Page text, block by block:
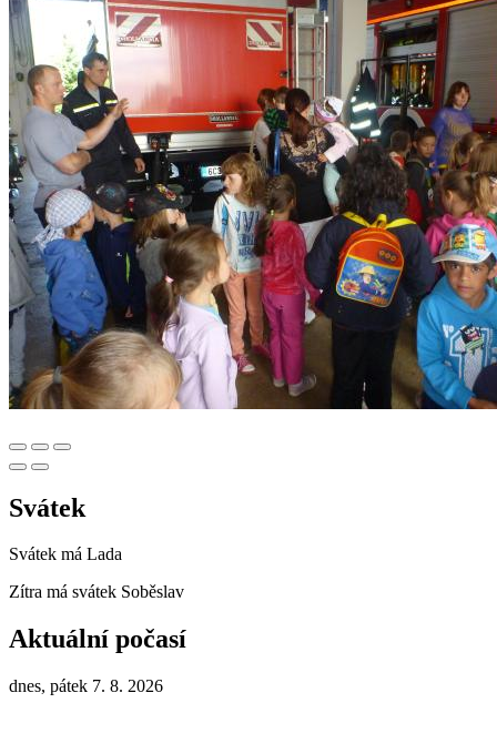
Svátek
Svátek má Lada
Zítra má svátek Soběslav
Aktuální počasí
dnes, pátek 7. 8. 2026